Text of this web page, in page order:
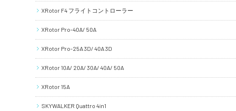
XRotor F4 フライトコントローラー
XRotor Pro-40A/ 50A
XRotor Pro-25A 3D/ 40A 3D
XRotor 10A/ 20A/ 30A/ 40A/ 50A
XRotor 15A
SKYWALKER Quattro 4in1